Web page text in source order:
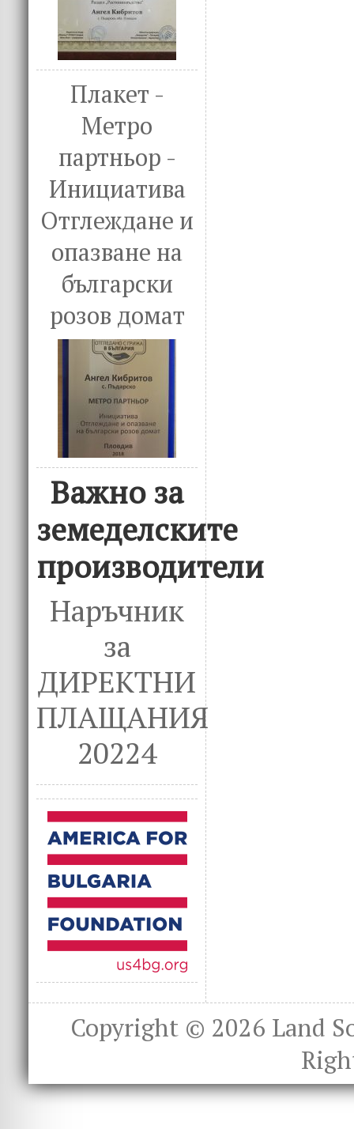
Плакет -
Метро
партньор -
Инициатива
Отглеждане и
опазване на
български
розов домат
Важно за
земеделските
производители
Наръчник
за
ДИРЕКТНИ
ПЛАЩАНИЯ
20224
Copyright © 2026 Land